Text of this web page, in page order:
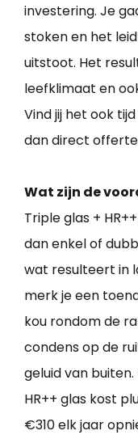
investering. Je
stoken en het
uitstoot. Het
leefklimaat en
Vind jij het ook
dan direct
Wat zijn de
Triple glas +
dan enkel of
wat resulteert in
merk je een
kou rondom de
condens op de
geluid van
HR++ glas kost
€310 elk jaar